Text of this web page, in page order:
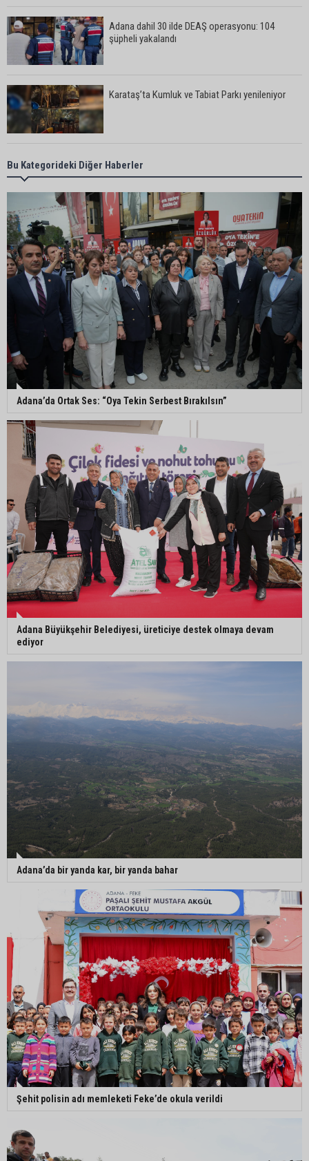
Adana dahil 30 ilde DEAŞ operasyonu: 104
şüpheli yakalandı
Karataş’ta Kumluk ve Tabiat Parkı yenileniyor
Bekir Şimşek’ten Mustafa Özkan’a ziyaret
Ceyhan’da asfalt çalışmaları sürüyor
Ceyhan’da açık hava sineması keyfi iki farklı
parkta devam ediyor
5. Yunusoğlu Futbol Turnuvası’nda final heyecanı
Ceyhan’da Necdet Sevinç Parkı’nda bakım
çalışması
Orhan Bayram’dan AK Parti’ye Yüreğir çıkışı:
“Bizim belediye meclis üyelerimize ne yaptınız?
Siz önce onu anlatın”
Bu Kategorideki Diğer Haberler
Adana’da Ortak Ses: “Oya Tekin Serbest Bırakılsın”
Adana Büyükşehir Belediyesi, üreticiye destek olmaya devam
ediyor
Adana’da bir yanda kar, bir yanda bahar
Şehit polisin adı memleketi Feke’de okula verildi